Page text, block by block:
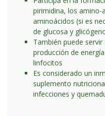
pirimidina, los
aminoácidos (si es
de glucosa y
También puede
producción de
linfocitos
Es considerado un
suplemento
infecciones y